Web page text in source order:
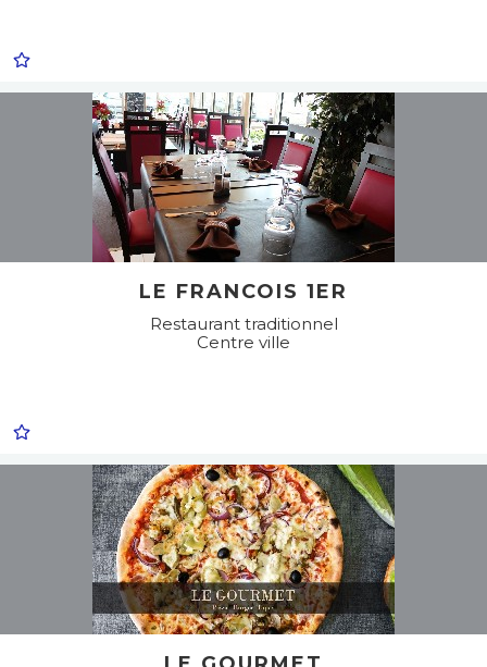
LE FRANCOIS 1ER
Restaurant traditionnel
Centre ville